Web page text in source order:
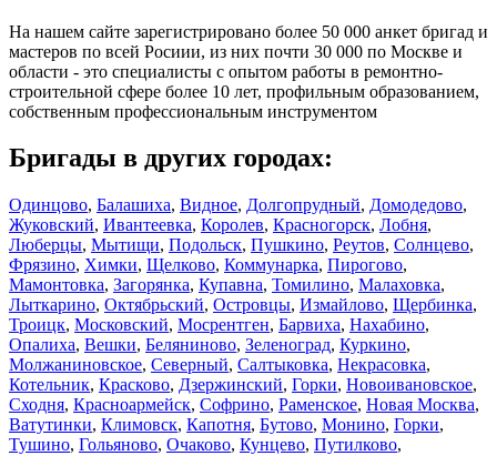
На нашем сайте зарегистрировано более 50 000 анкет бригад и
мастеров по всей Росиии, из них почти 30 000 по Москве и
области - это специалисты с опытом работы в ремонтно-
строительной сфере более 10 лет, профильным образованием,
собственным профессиональным инструментом
Бригады в других городах:
Одинцово, Балашиха, Видное, Долгопрудный, Домодедово,
Жуковский, Ивантеевка, Королев, Красногорск, Лобня,
Люберцы, Мытищи, Подольск, Пушкино, Реутов, Солнцево,
Фрязино, Химки, Щелково, Коммунарка, Пирогово,
Мамонтовка, Загорянка, Купавна, Томилино, Малаховка,
Лыткарино, Октябрьский, Островцы, Измайлово, Щербинка,
Троицк, Московский, Мосрентген, Барвиха, Нахабино,
Опалиха, Вешки, Беляниново, Зеленоград, Куркино,
Молжаниновское, Северный, Салтыковка, Некрасовка,
Котельник, Красково, Дзержинский, Горки, Новоивановское,
Сходня, Красноармейск, Софрино, Раменское, Новая Москва,
Ватутинки, Климовск, Капотня, Бутово, Монино, Горки,
Тушино, Гольяново, Очаково, Кунцево, Путилково,